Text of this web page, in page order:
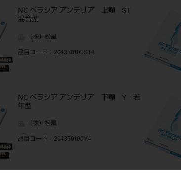
NC ベラシア アンテリア 上顎 ST
混合型
（株）松風
品目コード ：204350100ST4
NC ベラシア アンテリア 下顎 Y 若
年型
（株）松風
品目コード ：204350100Y4